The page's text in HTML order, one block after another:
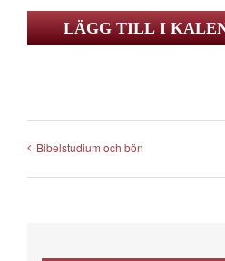
LÄGG TILL I
Bibelstudium och bön